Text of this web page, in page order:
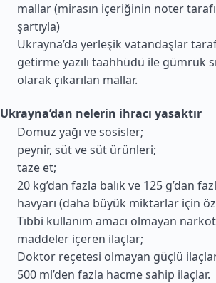
mallar (mirasın içeriğinin noter
şartıyla)
Ukrayna’da yerleşik vatandaşlar
getirme yazılı taahhüdü ile gümrük
olarak çıkarılan mallar.
Ukrayna’dan nelerin ihracı yasaktır
Domuz yağı ve sosisler;
peynir, süt ve süt ürünleri;
taze et;
20 kg’dan fazla balık ve 125 g’dan
havyarı (daha büyük miktarlar için
Tıbbi kullanım amacı olmayan
maddeler içeren ilaçlar;
Doktor reçetesi olmayan güçlü
500 ml’den fazla hacme sahip ilaçlar.